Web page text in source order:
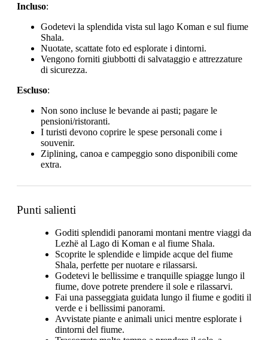
Incluso:
Godetevi la splendida vista sul lago Koman e sul fiume
Shala.
Nuotate, scattate foto ed esplorate i dintorni.
Vengono forniti giubbotti di salvataggio e attrezzature
di sicurezza.
Escluso:
Non sono incluse le bevande ai pasti; pagare le
pensioni/ristoranti.
I turisti devono coprire le spese personali come i
souvenir.
Ziplining, canoa e campeggio sono disponibili come
extra.
Punti salienti
Goditi splendidi panorami montani mentre viaggi da
Lezhë al Lago di Koman e al fiume Shala.
Scoprite le splendide e limpide acque del fiume
Shala, perfette per nuotare e rilassarsi.
Godetevi le bellissime e tranquille spiagge lungo il
fiume, dove potrete prendere il sole e rilassarvi.
Fai una passeggiata guidata lungo il fiume e goditi il
verde e i bellissimi panorami.
Avvistate piante e animali unici mentre esplorate i
dintorni del fiume.